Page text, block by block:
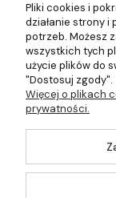
©2026 Wszelkie
Pliki cookies i
działanie strony i
potrzeb. Możesz
wszystkich tych
użycie plików do
"Dostosuj zgody".
Więcej o plikach
prywatności.